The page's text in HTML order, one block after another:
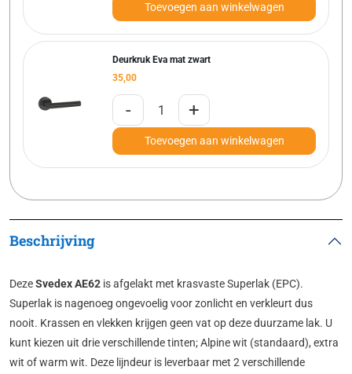
Toevoegen aan winkelwagen
Deurkruk Eva mat zwart
35,00
- +
Toevoegen aan winkelwagen
Beschrijving
DezeSvedex AE62 is afgelakt met krasvaste Superlak (EPC).
Superlak is nagenoeg ongevoelig voor zonlicht en verkleurt dus
nooit. Krassen en vlekken krijgen geen vat op deze duurzame lak. U
kunt kiezen uit drie verschillende tinten; Alpine wit (standaard), extra
wit of warm wit. Deze lijndeur is leverbaar met 2 verschillende